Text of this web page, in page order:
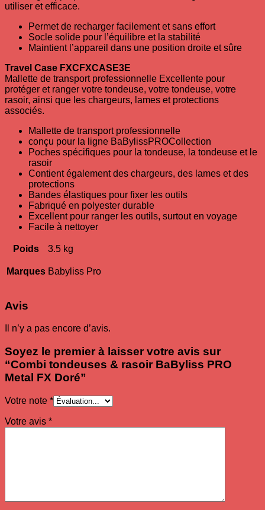
utiliser et efficace.
Permet de recharger facilement et sans effort
Socle solide pour l’équilibre et la stabilité
Maintient l’appareil dans une position droite et sûre
Travel Case FXCFXCASE3E
Mallette de transport professionnelle Excellente pour
protéger et ranger votre tondeuse, votre tondeuse, votre
rasoir, ainsi que les chargeurs, lames et protections
associés.
Mallette de transport professionnelle
conçu pour la ligne BaBylissPROCollection
Poches spécifiques pour la tondeuse, la tondeuse et le
rasoir
Contient également des chargeurs, des lames et des
protections
Bandes élastiques pour fixer les outils
Fabriqué en polyester durable
Excellent pour ranger les outils, surtout en voyage
Facile à nettoyer
Poids 3.5 kg
Marques Babyliss Pro
Avis
Il n’y a pas encore d’avis.
Soyez le premier à laisser votre avis sur
“Combi tondeuses & rasoir BaByliss PRO
Metal FX Doré”
Votre note *
Votre avis *